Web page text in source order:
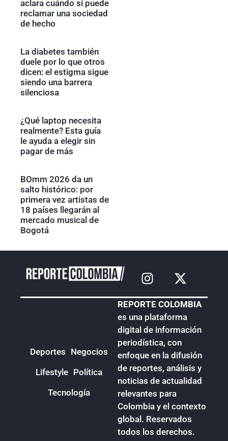
aclara cuándo sí puede
reclamar una sociedad
de hecho
La diabetes también
duele por lo que otros
dicen: el estigma sigue
siendo una barrera
silenciosa
¿Qué laptop necesita
realmente? Esta guía
le ayuda a elegir sin
pagar de más
BOmm 2026 da un
salto histórico: por
primera vez artistas de
18 países llegarán al
mercado musical de
Bogotá
Deportes Negocios
Lifestyle Política
Tecnología
REPORTE COLOMBIA
es una plataforma
digital de información
periodística, con
enfoque en la difusión
de reportes, análisis y
noticias de actualidad
relevantes para
Colombia y el contexto
global. Reservados
todos los derechos.